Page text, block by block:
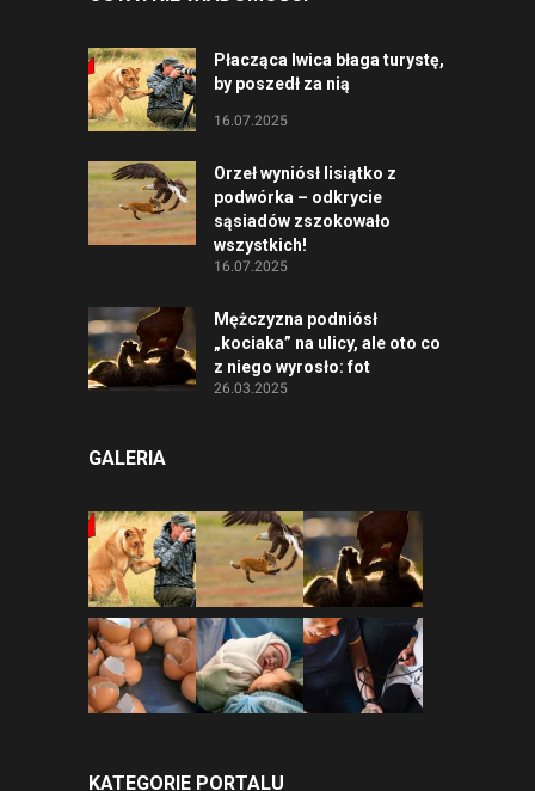
Płacząca lwica błaga turystę,
by poszedł za nią
16.07.2025
Orzeł wyniósł lisiątko z
podwórka – odkrycie
sąsiadów zszokowało
wszystkich!
16.07.2025
Mężczyzna podniósł
„kociaka” na ulicy, ale oto co
z niego wyrosło: fot
26.03.2025
GALERIA
KATEGORIE PORTALU